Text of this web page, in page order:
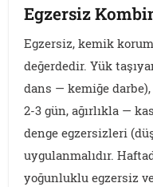
Egzersiz
Egzersiz, kemik
değerdedir. Yük
dans — kemiğe
2-3 gün, ağırlıkla —
denge egzersizleri
uygulanmalıdır.
yoğunluklu egzersiz